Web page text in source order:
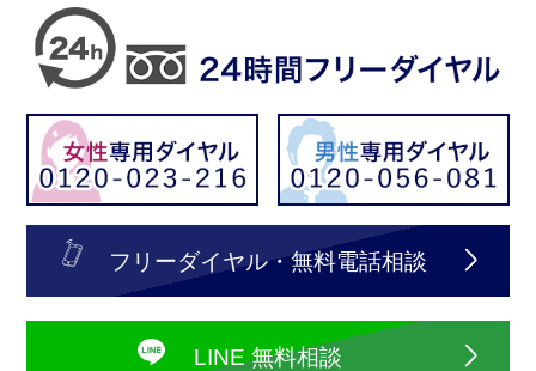
フリーダイヤル・無料電話相談
LINE 無料相談